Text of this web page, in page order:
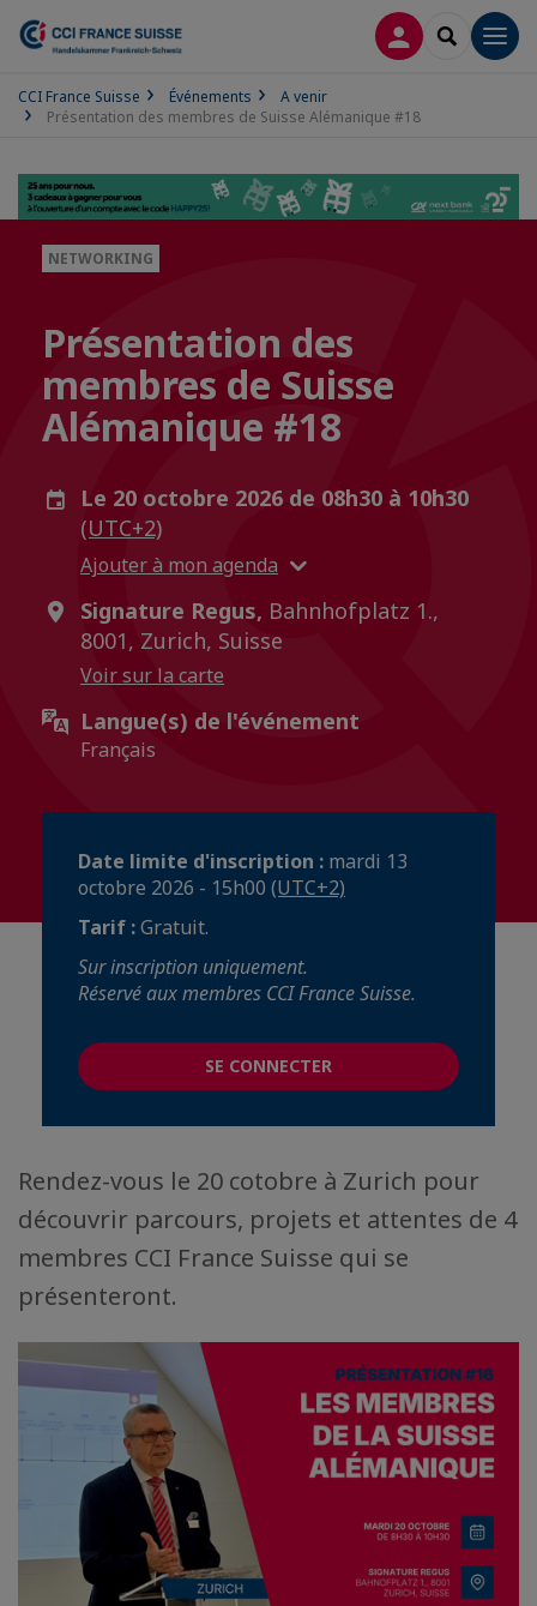
CONNEXION
CCI France Suisse Événements
A venir
Présentation des membres de Suisse Alémanique #18
NETWORKING
Présentation des
membres de Suisse
Alémanique #18
Le 20 octobre 2026 de 08h30 à 10h30
(UTC+2)
Ajouter à mon agenda
Signature Regus, Bahnhofplatz 1.,
8001, Zurich, Suisse
Voir sur la carte
Langue(s) de l'événement
Français
Date limite d'inscription : mardi 13
octobre 2026 - 15h00 (UTC+2)
Tarif :Gratuit.
Sur inscription uniquement.
Réservé aux membres CCI France Suisse.
SE CONNECTER
Rendez-vous le 20 cotobre à Zurich pour
découvrir parcours, projets et attentes de 4
membres CCI France Suisse qui se
présenteront.